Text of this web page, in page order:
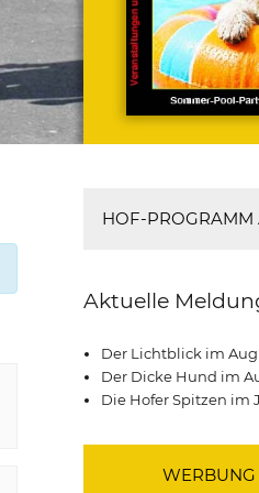
HOF-PROGRAMM
Aktuelle
Der Lichtblick im
Der Dicke Hund im
Die Hofer Spitzen im